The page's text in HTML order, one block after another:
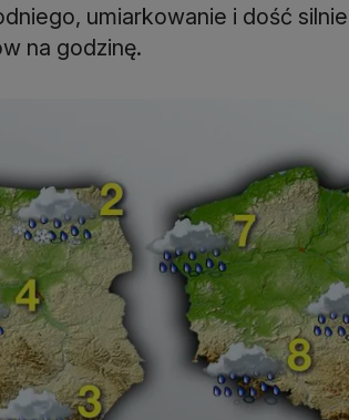
umiarkowanie i dość
na godzinę.